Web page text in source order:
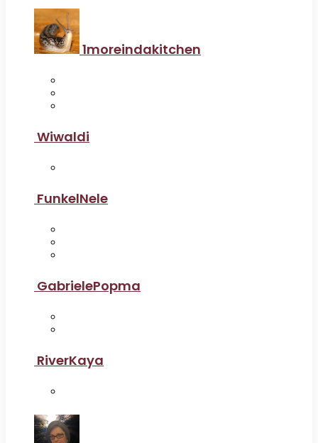
1moreindakitchen
Wiwaldi
FunkelNele
GabrielePopma
RiverKaya